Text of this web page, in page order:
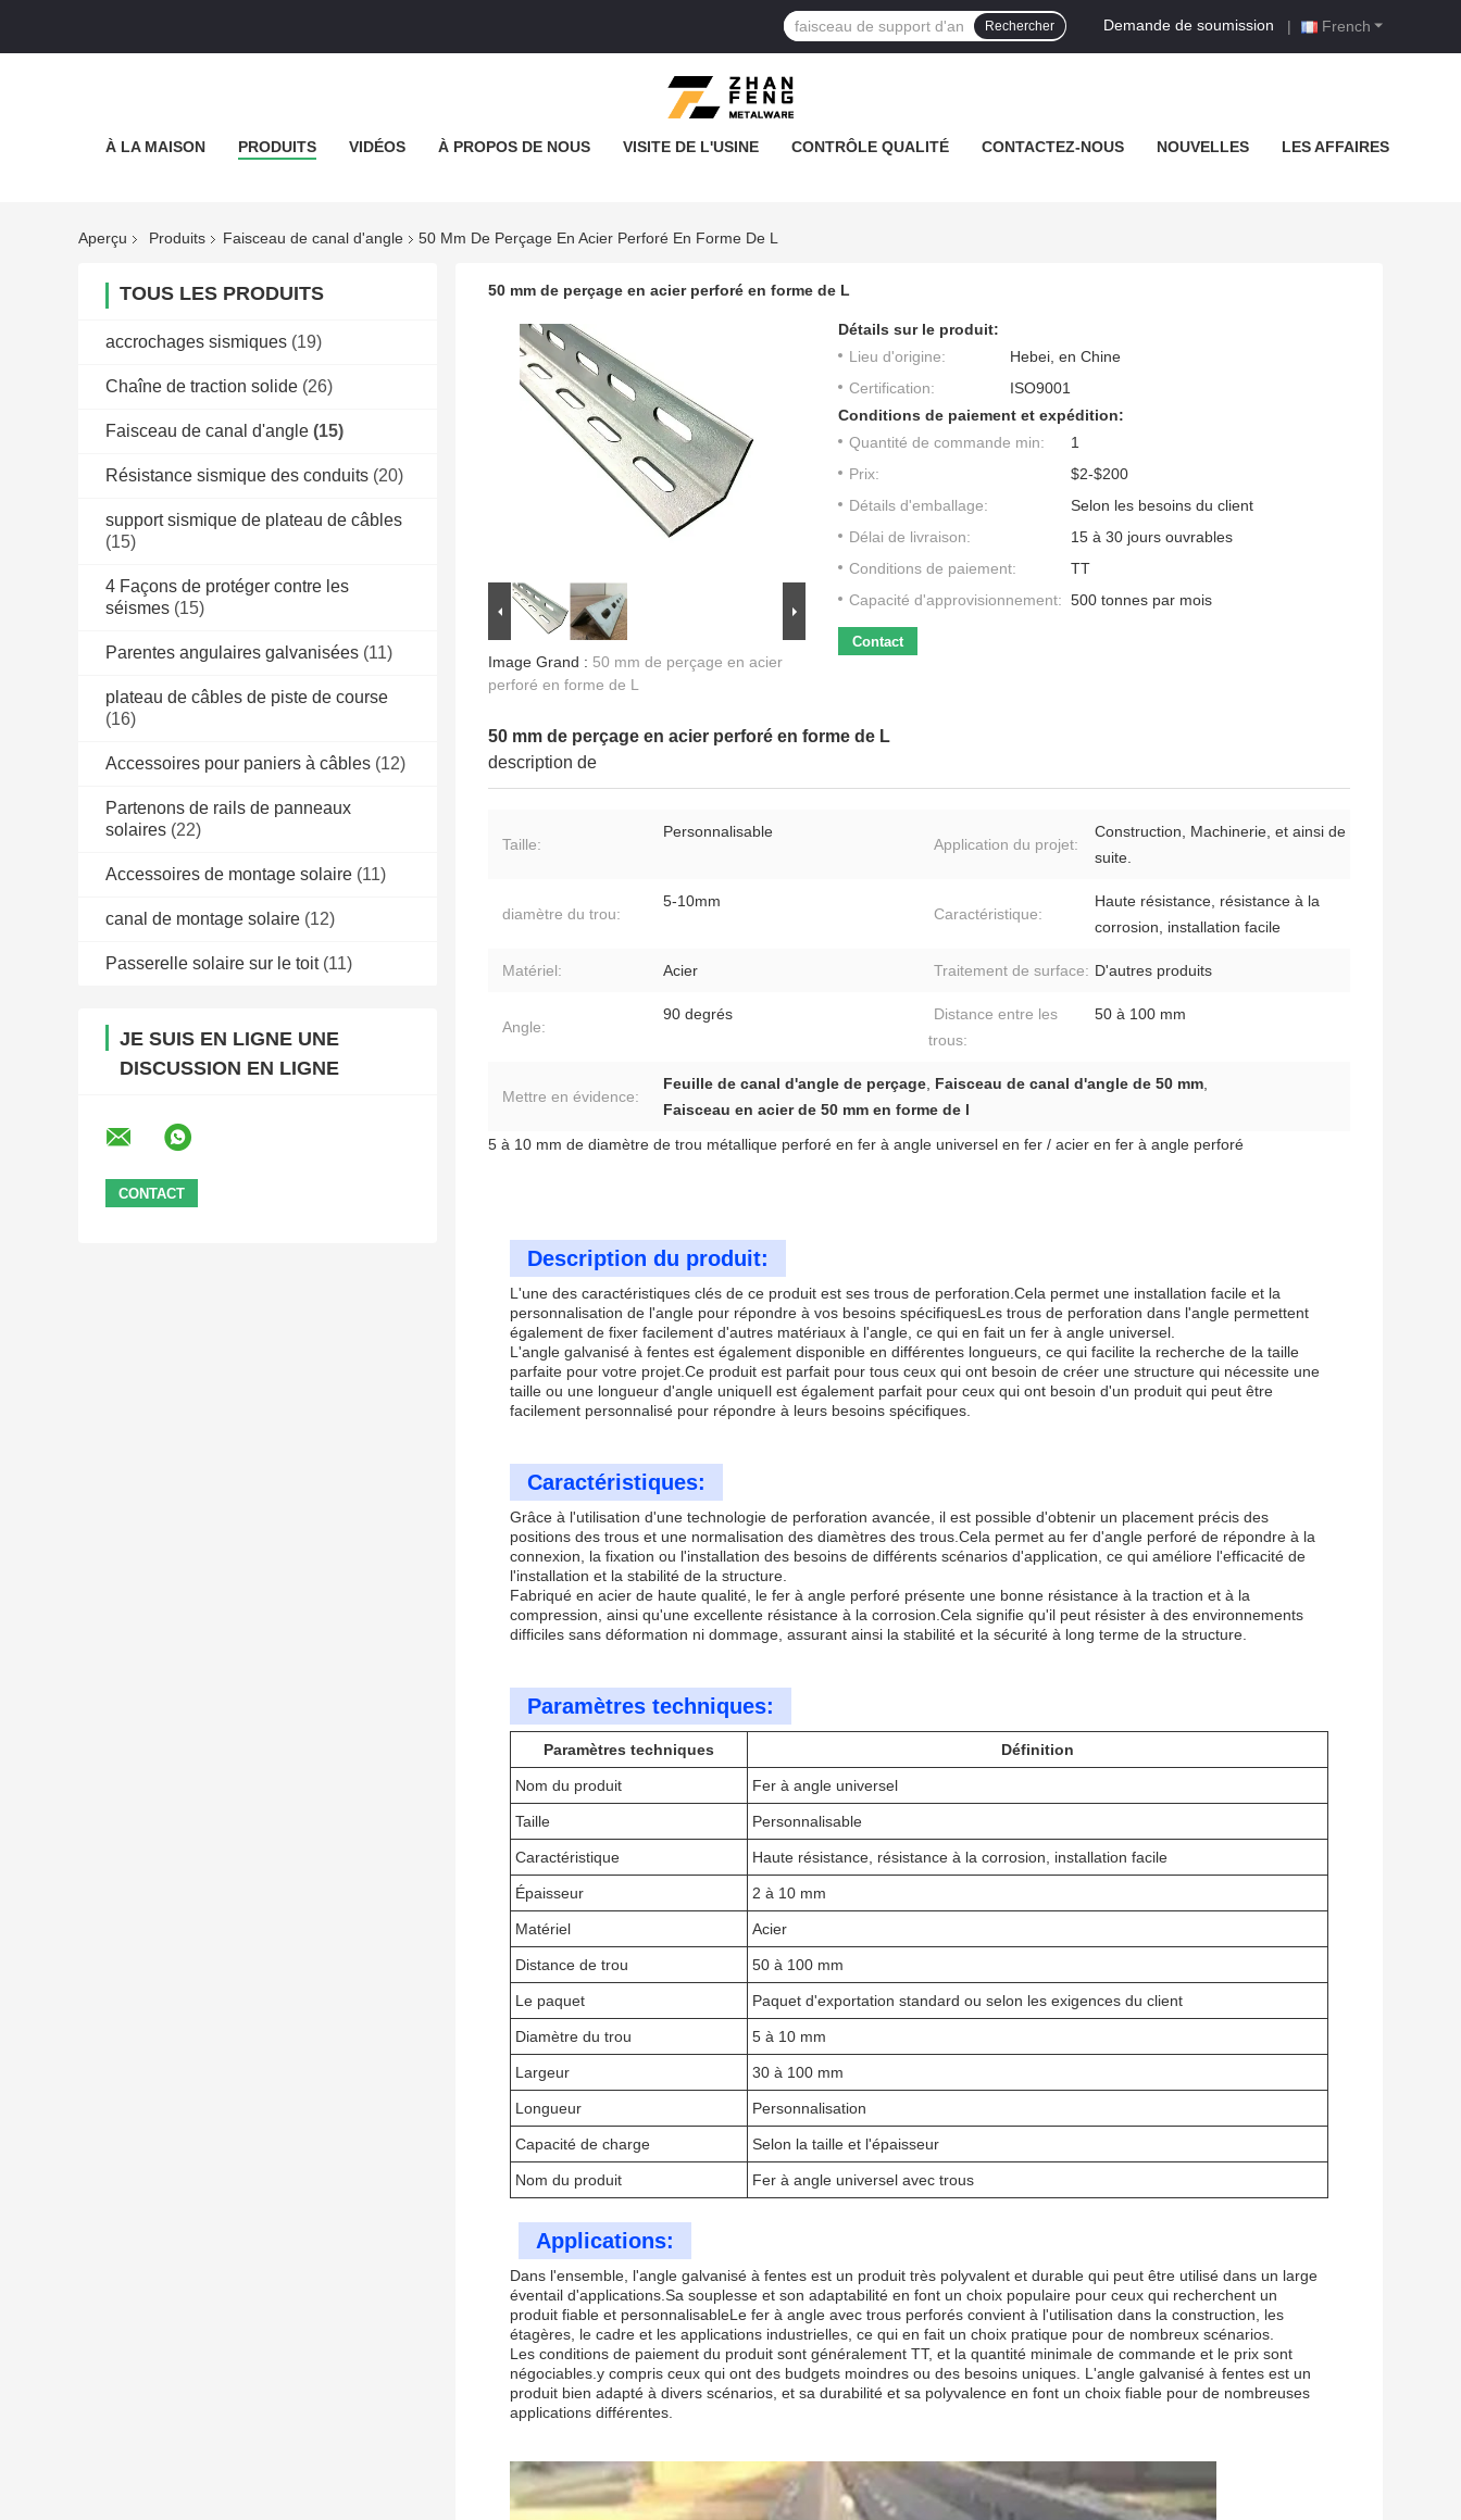
French
Demande de soumission |
Rechercher
À LA MAISON PRODUITS VIDÉOS À PROPOS DE NOUS VISITE DE L'USINE CONTRÔLE QUALITÉ CONTACTEZ-NOUS NOUVELLES LES AFFAIRES
Aperçu Produits Faisceau de canal d'angle 50 Mm De Perçage En Acier Perforé En Forme De L
TOUS LES PRODUITS
accrochages sismiques (19)
Chaîne de traction solide (26)
Faisceau de canal d'angle (15)
Résistance sismique des conduits (20)
support sismique de plateau de câbles
(15)
4 Façons de protéger contre les
séismes (15)
Parentes angulaires galvanisées (11)
plateau de câbles de piste de course
(16)
Accessoires pour paniers à câbles (12)
Partenons de rails de panneaux
solaires (22)
Accessoires de montage solaire (11)
canal de montage solaire (12)
Passerelle solaire sur le toit (11)
JE SUIS EN LIGNE UNE
DISCUSSION EN LIGNE
50 mm de perçage en acier perforé en forme de L
Image Grand : 50 mm de perçage en acier
perforé en forme de L
Détails sur le produit:
Lieu d'origine:
Hebei, en Chine
Certification:
ISO9001
Conditions de paiement et expédition:
Quantité de commande min:
1
Prix:
$2-$200
Détails d'emballage:
Selon les besoins du client
Délai de livraison:
15 à 30 jours ouvrables
Conditions de paiement:
TT
Capacité d'approvisionnement: 500 tonnes par mois
Contact
50 mm de perçage en acier perforé en forme de L
description de
Taille:
Personnalisable
Application du projet:
Construction, Machinerie, et ainsi de
suite.
diamètre du trou:
5-10mm
Caractéristique:
Haute résistance, résistance à la
corrosion, installation facile
Matériel: Acier Traitement de surface: D'autres produits
Angle:
90 degrés
Distance entre les
trous:
50 à 100 mm
Mettre en évidence:
Feuille de canal d'angle de perçage, Faisceau de canal d'angle de 50 mm,
Faisceau en acier de 50 mm en forme de l
5 à 10 mm de diamètre de trou métallique perforé en fer à angle universel en fer / acier en fer à angle perforé
Description du produit:
L'une des caractéristiques clés de ce produit est ses trous de perforation.Cela permet une installation facile et la
personnalisation de l'angle pour répondre à vos besoins spécifiquesLes trous de perforation dans l'angle permettent
également de fixer facilement d'autres matériaux à l'angle, ce qui en fait un fer à angle universel.
L'angle galvanisé à fentes est également disponible en différentes longueurs, ce qui facilite la recherche de la taille
parfaite pour votre projet.Ce produit est parfait pour tous ceux qui ont besoin de créer une structure qui nécessite une
taille ou une longueur d'angle uniqueIl est également parfait pour ceux qui ont besoin d'un produit qui peut être
facilement personnalisé pour répondre à leurs besoins spécifiques.
Caractéristiques:
Grâce à l'utilisation d'une technologie de perforation avancée, il est possible d'obtenir un placement précis des
positions des trous et une normalisation des diamètres des trous.Cela permet au fer d'angle perforé de répondre à la
connexion, la fixation ou l'installation des besoins de différents scénarios d'application, ce qui améliore l'efficacité de
l'installation et la stabilité de la structure.
Fabriqué en acier de haute qualité, le fer à angle perforé présente une bonne résistance à la traction et à la
compression, ainsi qu'une excellente résistance à la corrosion.Cela signifie qu'il peut résister à des environnements
difficiles sans déformation ni dommage, assurant ainsi la stabilité et la sécurité à long terme de la structure.
Paramètres techniques:
Paramètres techniques Définition
Nom du produit Fer à angle universel
Taille Personnalisable
Caractéristique Haute résistance, résistance à la corrosion, installation facile
Épaisseur 2 à 10 mm
Matériel Acier
Distance de trou 50 à 100 mm
Le paquet Paquet d'exportation standard ou selon les exigences du client
Diamètre du trou 5 à 10 mm
Largeur 30 à 100 mm
Longueur Personnalisation
Capacité de charge Selon la taille et l'épaisseur
Nom du produit Fer à angle universel avec trous
Applications:
Dans l'ensemble, l'angle galvanisé à fentes est un produit très polyvalent et durable qui peut être utilisé dans un large
éventail d'applications.Sa souplesse et son adaptabilité en font un choix populaire pour ceux qui recherchent un
produit fiable et personnalisableLe fer à angle avec trous perforés convient à l'utilisation dans la construction, les
étagères, le cadre et les applications industrielles, ce qui en fait un choix pratique pour de nombreux scénarios.
Les conditions de paiement du produit sont généralement TT, et la quantité minimale de commande et le prix sont
négociables.y compris ceux qui ont des budgets moindres ou des besoins uniques. L'angle galvanisé à fentes est un
produit bien adapté à divers scénarios, et sa durabilité et sa polyvalence en font un choix fiable pour de nombreuses
applications différentes.